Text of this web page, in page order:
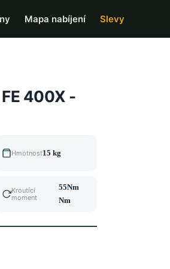
Mapa nabíjení Slevy
400X -
Hmotnost15 kg
Kroutící
moment
55Nm
Nm